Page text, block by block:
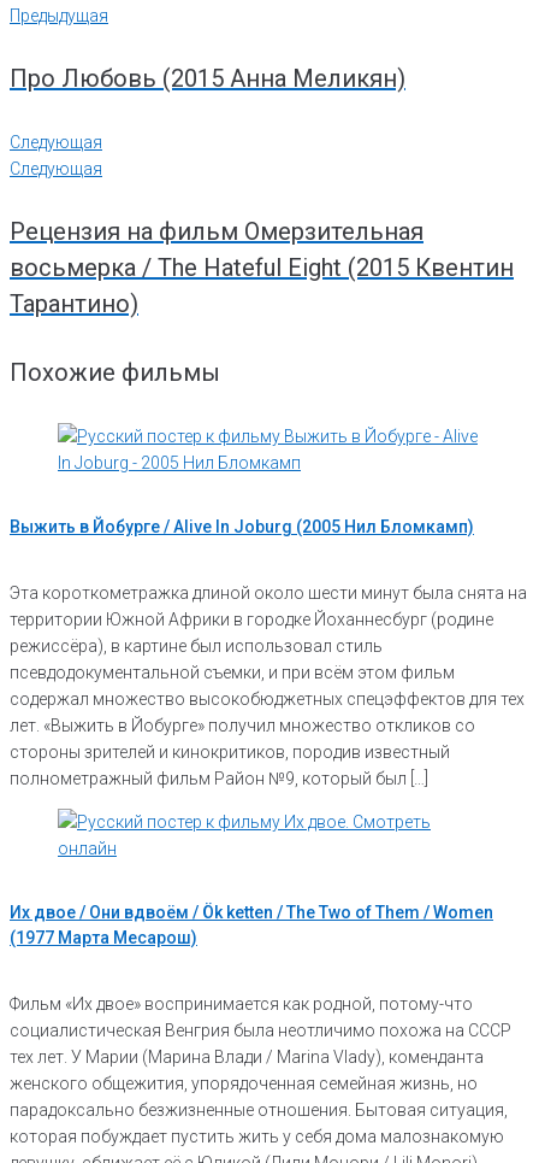
Предыдущая
Про Любовь (2015 Анна Меликян)
Следующая
Следующая
Рецензия на фильм Омерзительная
восьмерка / The Hateful Eight (2015 Квентин
Тарантино)
Похожие фильмы
Выжить в Йобурге / Alive In Joburg (2005 Нил Бломкамп)
Эта короткометражка длиной около шести минут была снята на
территории Южной Африки в городке Йоханнесбург (родине
режиссёра), в картине был использовал стиль
псевдодокументальной съемки, и при всём этом фильм
содержал множество высокобюджетных спецэффектов для тех
лет. «Выжить в Йобурге» получил множество откликов со
стороны зрителей и кинокритиков, породив известный
полнометражный фильм Район №9, который был […]
Их двое / Они вдвоём / Ök ketten / The Two of Them / Women
(1977 Марта Месарош)
Фильм «Их двое» воспринимается как родной, потому-что
социалистическая Венгрия была неотличимо похожа на СССР
тех лет. У Марии (Марина Влади / Marina Vlady), коменданта
женского общежития, упорядоченная семейная жизнь, но
парадоксально безжизненные отношения. Бытовая ситуация,
которая побуждает пустить жить у себя дома малознакомую